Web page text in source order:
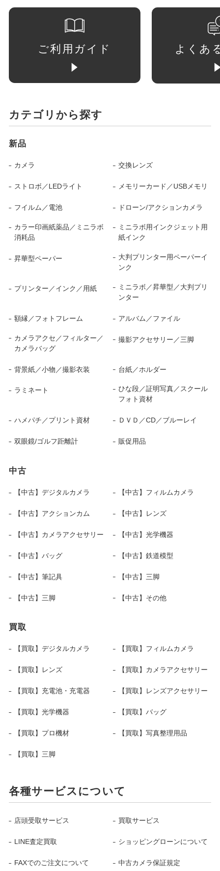
ご利用ガイド よくあ
カテゴリから探す
新品
カメラ 交換レンズ
ストロボ／LEDライト メモリーカード／USBメモリ
フイルム／電池 ドローン/アクションカメラ
カラー印画紙薬品／ミニラボ
消耗品
ミニラボ用インクジェット用
紙インク
昇華型ペーパー
大判プリンター用ペーパーイ
ンク
プリンター／インク／用紙
ミニラボ／昇華型／大判プリ
ンター
額縁／フォトフレーム アルバム／ファイル
カメラアクセ／フィルター／
カメラバッグ
撮影アクセサリー／三脚
背景紙／小物／撮影衣装 台紙／ホルダー
ラミネート
ひな段／証明写真／スクール
フォト資材
ハメパチ／プリント資材 ＤＶＤ／CD／ブルーレイ
双眼鏡/ゴルフ距離計 販促用品
中古
【中古】デジタルカメラ 【中古】フィルムカメラ
【中古】アクションカム 【中古】レンズ
【中古】カメラアクセサリー 【中古】光学機器
【中古】バッグ 【中古】鉄道模型
【中古】筆記具 【中古】三脚
【中古】三脚 【中古】その他
買取
【買取】デジタルカメラ 【買取】フィルムカメラ
【買取】レンズ 【買取】カメラアクセサリー
【買取】充電池・充電器 【買取】レンズアクセサリー
【買取】光学機器 【買取】バッグ
【買取】プロ機材 【買取】写真整理用品
【買取】三脚
各種サービスについて
店頭受取サービス 買取サービス
LINE査定買取 ショッピングローンについて
FAXでのご注文について 中古カメラ保証規定